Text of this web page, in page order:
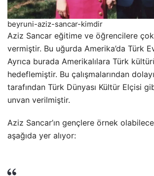
beyruni-aziz-sancar-kimdir
Aziz Sancar eğitime ve öğrencilere
vermiştir. Bu uğurda Amerika’da Türk
Ayrıca burada Amerikalılara Türk
hedeflemiştir. Bu çalışmalarından
tarafından Türk Dünyası Kültür Elçisi
unvan verilmiştir.
Aziz Sancar’ın gençlere örnek
aşağıda yer alıyor: